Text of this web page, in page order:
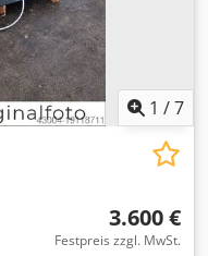
1 /7
3.600 €
Festpreis zzgl. MwSt.